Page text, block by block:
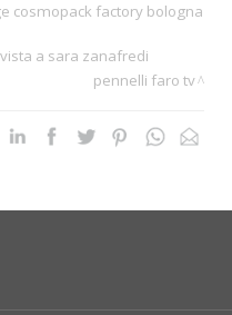
cosmopack factory bologna
a sara zanafredi
pennelli faro tv